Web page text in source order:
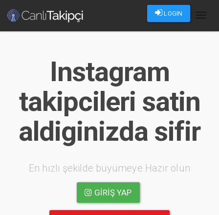
LOGIN
Instagram
takipcileri satin
aldiginizda sifir
En hızlı şekilde büyümeye Hazır olun
GIRIŞ YAP